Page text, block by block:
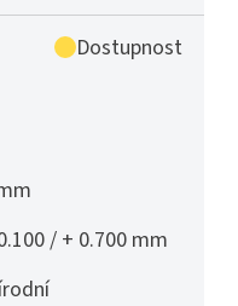
Dostupnost
/ + 0.700 mm